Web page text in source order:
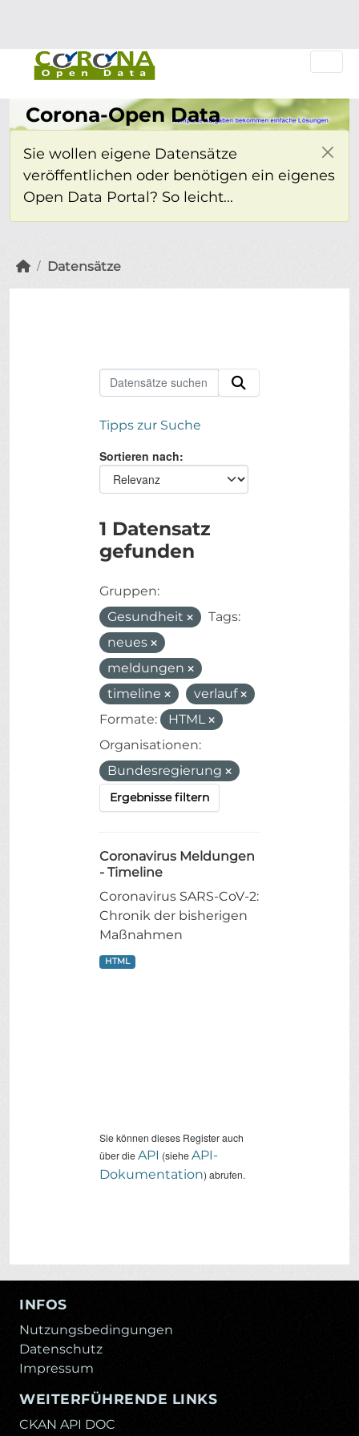
Corona-Open Data
Sie wollen eigene Datensätze
veröffentlichen oder benötigen ein eigenes
Open Data Portal? So leicht...
Datensätze
Tipps zur Suche
Sortieren nach
1 Datensatz
gefunden
Gruppen:
Gesundheit
Tags:
neues
meldungen
timeline
verlauf
Formate:
HTML
Organisationen:
Bundesregierung
Ergebnisse filtern
Coronavirus Meldungen
- Timeline
Coronavirus SARS-CoV-2:
Chronik der bisherigen
Maßnahmen
HTML
Sie können dieses Register auch
über dieAPI (sieheAPI-
Dokumentation) abrufen.
INFOS
Nutzungsbedingungen
Datenschutz
Impressum
WEITERFÜHRENDE LINKS
CKAN API DOC